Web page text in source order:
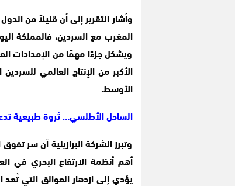
وأشار التقرير إلى أن قليلاً من
المغرب مع السردين، فالمملكة
ويشكل جزءًا مهمًا من الإمدادات
الأكبر من الإنتاج العالمي
الأوسط.
الساحل الأطلسي… ثروة طبيعية
وتبرز الشركة البرازيلية أن سر
أهم أنظمة الارتفاع البحري في